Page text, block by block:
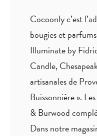
Cocoonly c’est
bougies et
Illuminate by
Candle,
artisanales de
Buissonnière ».
& Burwood
Dans notre